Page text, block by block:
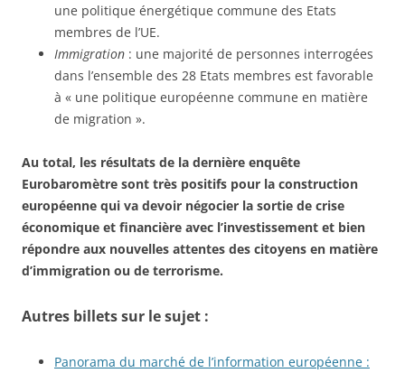
une politique énergétique commune des Etats
membres de l’UE.
Immigration : une majorité de personnes interrogées
dans l’ensemble des 28 Etats membres est favorable
à « une politique européenne commune en matière
de migration ».
Au total, les résultats de la dernière enquête
Eurobaromètre sont très positifs pour la construction
européenne qui va devoir négocier la sortie de crise
économique et financière avec l’investissement et bien
répondre aux nouvelles attentes des citoyens en matière
d’immigration ou de terrorisme.
Autres billets sur le sujet :
Panorama du marché de l’information européenne :